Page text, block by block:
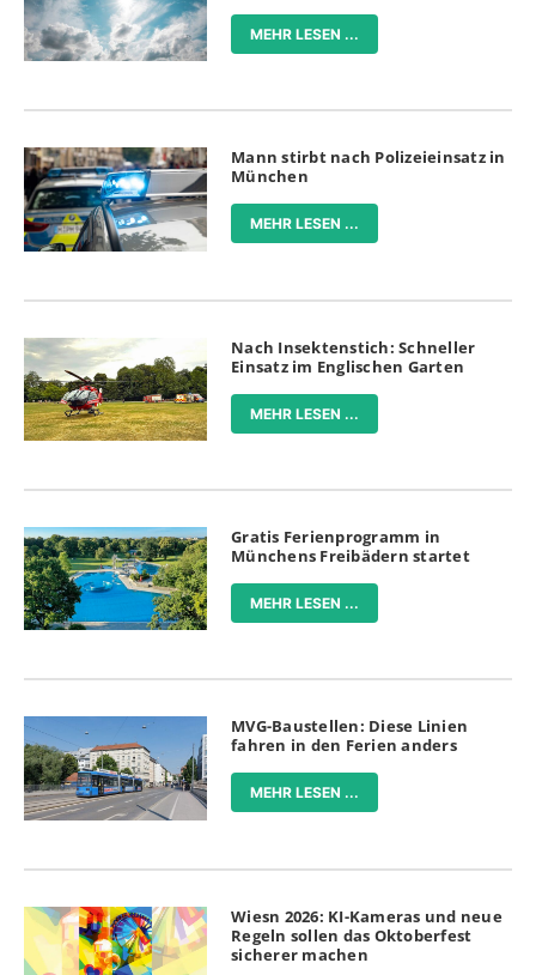
MEHR LESEN ...
Mann stirbt nach Polizeieinsatz in
München
MEHR LESEN ...
Nach Insektenstich: Schneller
Einsatz im Englischen Garten
MEHR LESEN ...
Gratis Ferienprogramm in
Münchens Freibädern startet
MEHR LESEN ...
MVG-Baustellen: Diese Linien
fahren in den Ferien anders
MEHR LESEN ...
Wiesn 2026: KI-Kameras und neue
Regeln sollen das Oktoberfest
sicherer machen